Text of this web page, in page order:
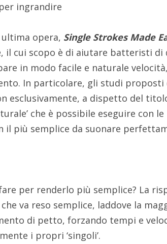
ingrandire
ultima opera, Single Strokes Made
il cui scopo è di aiutare batteristi di
in modo facile e naturale
In particolare, gli studi
esclusivamente, a dispetto del
che è possibile eseguire con
il più semplice da suonare
per renderlo più semplice? La
va reso semplice, laddove la
di petto, forzando tempi e
i propri ‘singoli’.